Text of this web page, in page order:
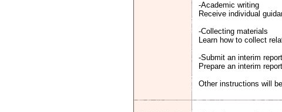
-Academic writing
Receive individual
-Collecting materials
Learn how to collect
-Submit an interim report
Prepare an interim
Other instructions will